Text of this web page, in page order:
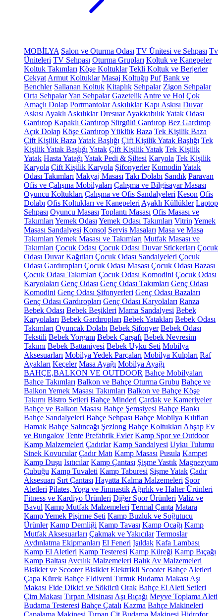
MOBİLYA Salon ve Oturma Odası TV Ünitesi ve Sehpası Tv
Üniteleri TV Sehpası Oturma Grupları Koltuk ve Kanepeler
Koltuk Takımları Köşe Koltuklar Tekli Koltuk ve Berjerler
Çekyat Armut Koltuklar Masaj Koltuğu Puf Bank ve
Benchler Sallanan Koltuk Kitaplık Sehpalar Zigon Sehpalar
Orta SehpalarYan Sehpalar Gazetelik Antre ve Hol Çok
Amaçlı Dolap Portmantolar Askılıklar Kapı Askısı Duvar
Askısı Ayaklı Askılıklar Dresuar AyakkabılıkYatak Odası
Gardırop Kapaklı Gardırop Sürgülü Gardırop Bez Gardırop
Açık Dolap Köşe GardıropYüklük Baza Tek Kişilik Baza
Çift Kişilik Baza Yatak Başlığı Çift Kişilik Yatak Başlığı Tek
Kişilik Yatak Başlığı Yatak Çift Kişilik Yatak Tek Kişilik
Yatak Hasta Yatağı Yatak Pedi & Şiltesi Karyola Tek Kişilik
Karyola Çift Kişilik Karyola Şifonyerler Komodin Yatak
Odası Takımları Makyaj Masası Takı Dolabı Sandık Paravan
Ofis ve Çalışma Mobilyaları Çalışma ve Bilgisayar Masası
Oyuncu Koltukları Çalışma ve Ofis Sandalyeleri Keson Ofis
Dolabı Ofis Koltukları ve Kanepeleri Ayaklı Küllükler Laptop
Sehpası Oyuncu Masası Toplantı Masası Ofis Masası ve
Takımları Yemek Odası Yemek Odası Takımları Vitrin Yemek
Masası Sandalyesi Konsol Servis Masaları Masa ve Masa
Takımları Yemek Masası ve Takımları Mutfak Masası ve
Takımları Çocuk Odası Çocuk Odası Duvar Stickerları Çocuk
Odası Duvar Kağıtları Çocuk Odası Sandalyeleri Çocuk
Odası Gardıropları Çocuk Odası Masası Çocuk Odası Bazası
Çocuk Odası Takımları Çocuk Odası Komodini Çocuk Odası
Karyolaları Genç Odası Genç Odası Takımları Genç Odası
Komodini Genç Odası Şifonyerleri Genç Odası Bazaları
Genç Odası Gardıropları Genç Odası Karyolaları Ranza
Bebek Odası Bebek Beşikleri Mama Sandalyesi Bebek
Karyolaları Bebek Gardıropları Bebek Yatakları Bebek Odası
Takımları Oyuncak Dolabı Bebek Şifonyer Bebek Odası
Tekstili Bebek Yorganı Bebek Çarşafı Bebek Nevresim
Takımı Bebek Battaniyesi Bebek Uyku Seti Mobilya
Aksesuarları Mobilya Yedek Parçaları Mobilya Kulpları Raf
Ayakları Keçeler Masa Ayağı Mobilya Ayağı
BAHÇE,BALKON VE OUTDOOR Bahçe Mobilyaları
Bahçe Takımları Balkon ve Bahçe Oturma Grubu Bahçe ve
Balkon Yemek Masası Takımları Balkon ve Bahçe Köşe
Takımı Bistro Setleri Bahçe Minderi Çardak ve Kameriyeler
Bahçe ve Balkon Masası Bahçe Şemsiyesi Bahçe Bankı
Bahçe Sandalyeleri Bahçe Sehpası Bahçe Mobilya Kılıfları
Hamak Bahçe Salıncağı Şezlong Bahçe Koltukları Ahşap Ev
ve Bungalov Tente Prefabrik Evler Kamp Spor ve Outdoor
Kamp Malzemeleri Çadırlar Kamp Sandalyesi Uyku Tulumu
Sinek Kovucular Çadır Matı Kamp Masası Pusula Kampet
Kamp Duşu Isıtıcılar Kamp Çantası Şişme Yastık Magnezyum
Çubuğu Kamp Tuvaleti Kamp Taburesi Şişme Yatak Çadır
Aksesuarı Sırt Çantası Hayatta Kalma Malzemeleri Spor
Aletleri Pilates, Yoga ve Jimnastik Ağırlık ve Halter Ürünleri
Fitness ve Kardiyo Ürünleri Diğer Spor Ürünleri Valiz ve
Bavul Kamp Mutfak Malzemeleri Termal Çanta Matara
Kamp Yemek Pişirme Seti Kamp Buzluk ve Soğutucu
Ürünler Kamp Demliği Kamp Tavası Kamp Ocağı Kamp
Mutfak Aksesuarları Çakmak ve Yakıcılar Termoslar
Aydınlatma Ekipmanları El Feneri Işıldak Kafa Lambası
Kamp El Aletleri Kamp Testeresi Kamp Küreği Kamp Bıçağı
Kamp Baltası Avcılık Malzemeleri Balık Av Malzemeleri
Bisiklet ve Scooter Bisiklet Elektrikli Scooter Bahçe Aletleri
Çapa Kürek Bahçe Eldiveni Tırmık Budama Makası Aşı
Makası Fide Dikici ve Sökücü Orak Bahçe El Aleti Setleri
Çim Makası Tırpan Misinası Aşı Bıçağı Meyve Toplama Aleti
Budama Testeresi Bahçe Çatalı Kazma Bahçe Makineleri
Çapalama Makinesi Tırpan Çit Budama Makinesi Hidrofor